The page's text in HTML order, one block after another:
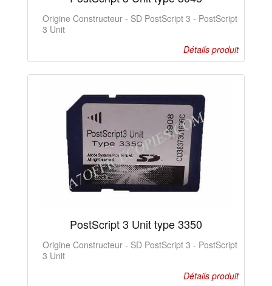
Origine Constructeur - SD PostScript 3 - PostScript
3 Unit
Détails produit
PostScript 3 Unit type 3350
Origine Constructeur - SD PostScript 3 - PostScript
3 Unit
Détails produit